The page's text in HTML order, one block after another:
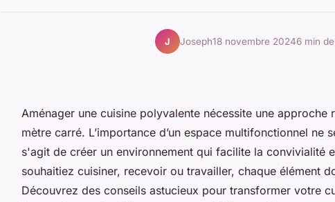
J Joseph18 novembre 20246 min
Aménager une cuisine polyvalente nécessite une
mètre carré. L’importance d’un espace multifonctionnel ne
s'agit de créer un environnement qui facilite la convivialité
souhaitiez cuisiner, recevoir ou travailler, chaque élément
Découvrez des conseils astucieux pour transformer votre